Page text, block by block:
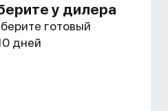
у дилера
готовый
дней